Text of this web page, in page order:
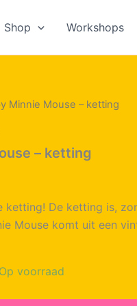
Shop Workshops
Minnie Mouse – ketting
– ketting
ketting! De ketting is,
Mouse komt uit een
Op voorraad